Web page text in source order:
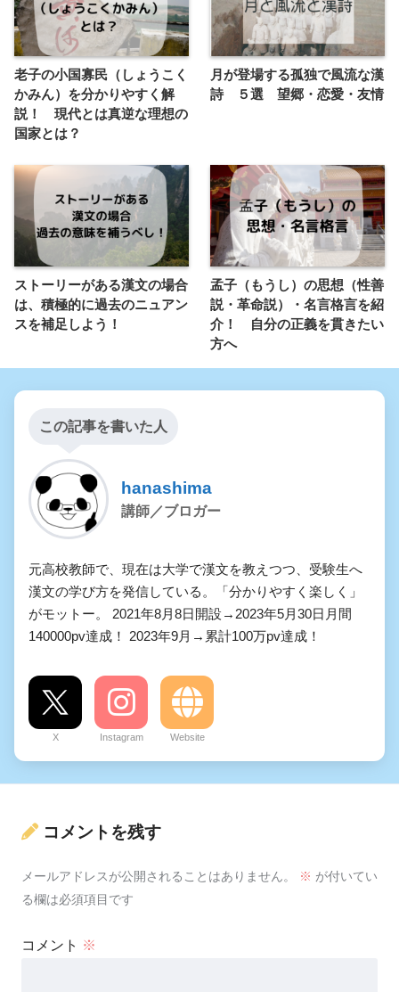
老子の小国寡民（しょうこく
かみん）を分かりやすく解
説！ 現代とは真逆な理想の
国家とは？
月が登場する孤独で風流な漢
詩 ５選 望郷・恋愛・友情
ストーリーがある漢文の場合
は、積極的に過去のニュアン
スを補足しよう！
孟子（もうし）の思想（性善
説・革命説）・名言格言を紹
介！ 自分の正義を貫きたい
方へ
この記事を書いた人
hanashima
講師／ブロガー
元高校教師で、現在は大学で漢文を教えつつ、受験生へ
漢文の学び方を発信している。「分かりやすく楽しく」
がモットー。 2021年8月8日開設→2023年5月30日月間
140000pv達成！ 2023年9月→累計100万pv達成！
X Instagram Website
コメントを残す
メールアドレスが公開されることはありません。 ※ が付いてい
る欄は必須項目です
コメント ※